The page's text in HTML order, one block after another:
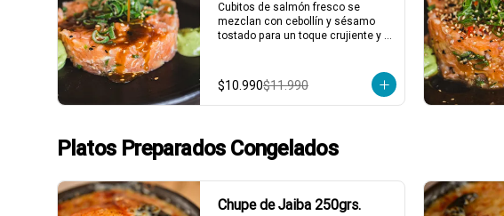
*El peso neto corresponde al
producto en su presentación
completa, salsas o
acompañamientos incluidos.
Cubitos de salmón fresco se
mezclan con cebollín y sésamo
tostado para un toque crujiente y
y la clásica salsa de cilantro. ¡Un
tártaro que combina frescura y
sabor en cada bocado! 🍣✨
*El peso neto corresponde al
producto en su presentación
acompañamientos incluidos.
$10.990$11.990
Platos Preparados Congelados
Chupe de Jaiba 250grs.